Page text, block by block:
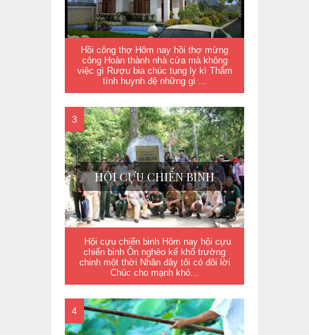
Hồi công thợ Hôm nay hồi thợ mừng
công Hoàn thành nhà cửa mà không
việc gì Rượu bia chúc tụng ly kì Thắm
tình huynh đệ những gì ...
HỘI CỰU CHIẾN BINH
Hội cựu chiến binh Hôm nay hội cựu
chiến binh Ôn nghèo kể khổ trường
chinh một thời Nhân đây tôi có đôi lời
Chúc cho mạnh khỏ...